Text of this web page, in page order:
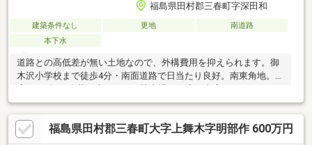
福島県田村郡三春町字深田和
建築条件なし 更地
南道路
本下水
道路との高低差が無い土地なので、外構費用を抑えられます。御
木沢小学校まで徒歩4分・南面道路で日当たり良好。南東角地。
確保できる大きさ。小学校が近く、子育て世代のご家族にオスス
メです。
福島県田村郡三春町大字上舞木字明部作 600万円